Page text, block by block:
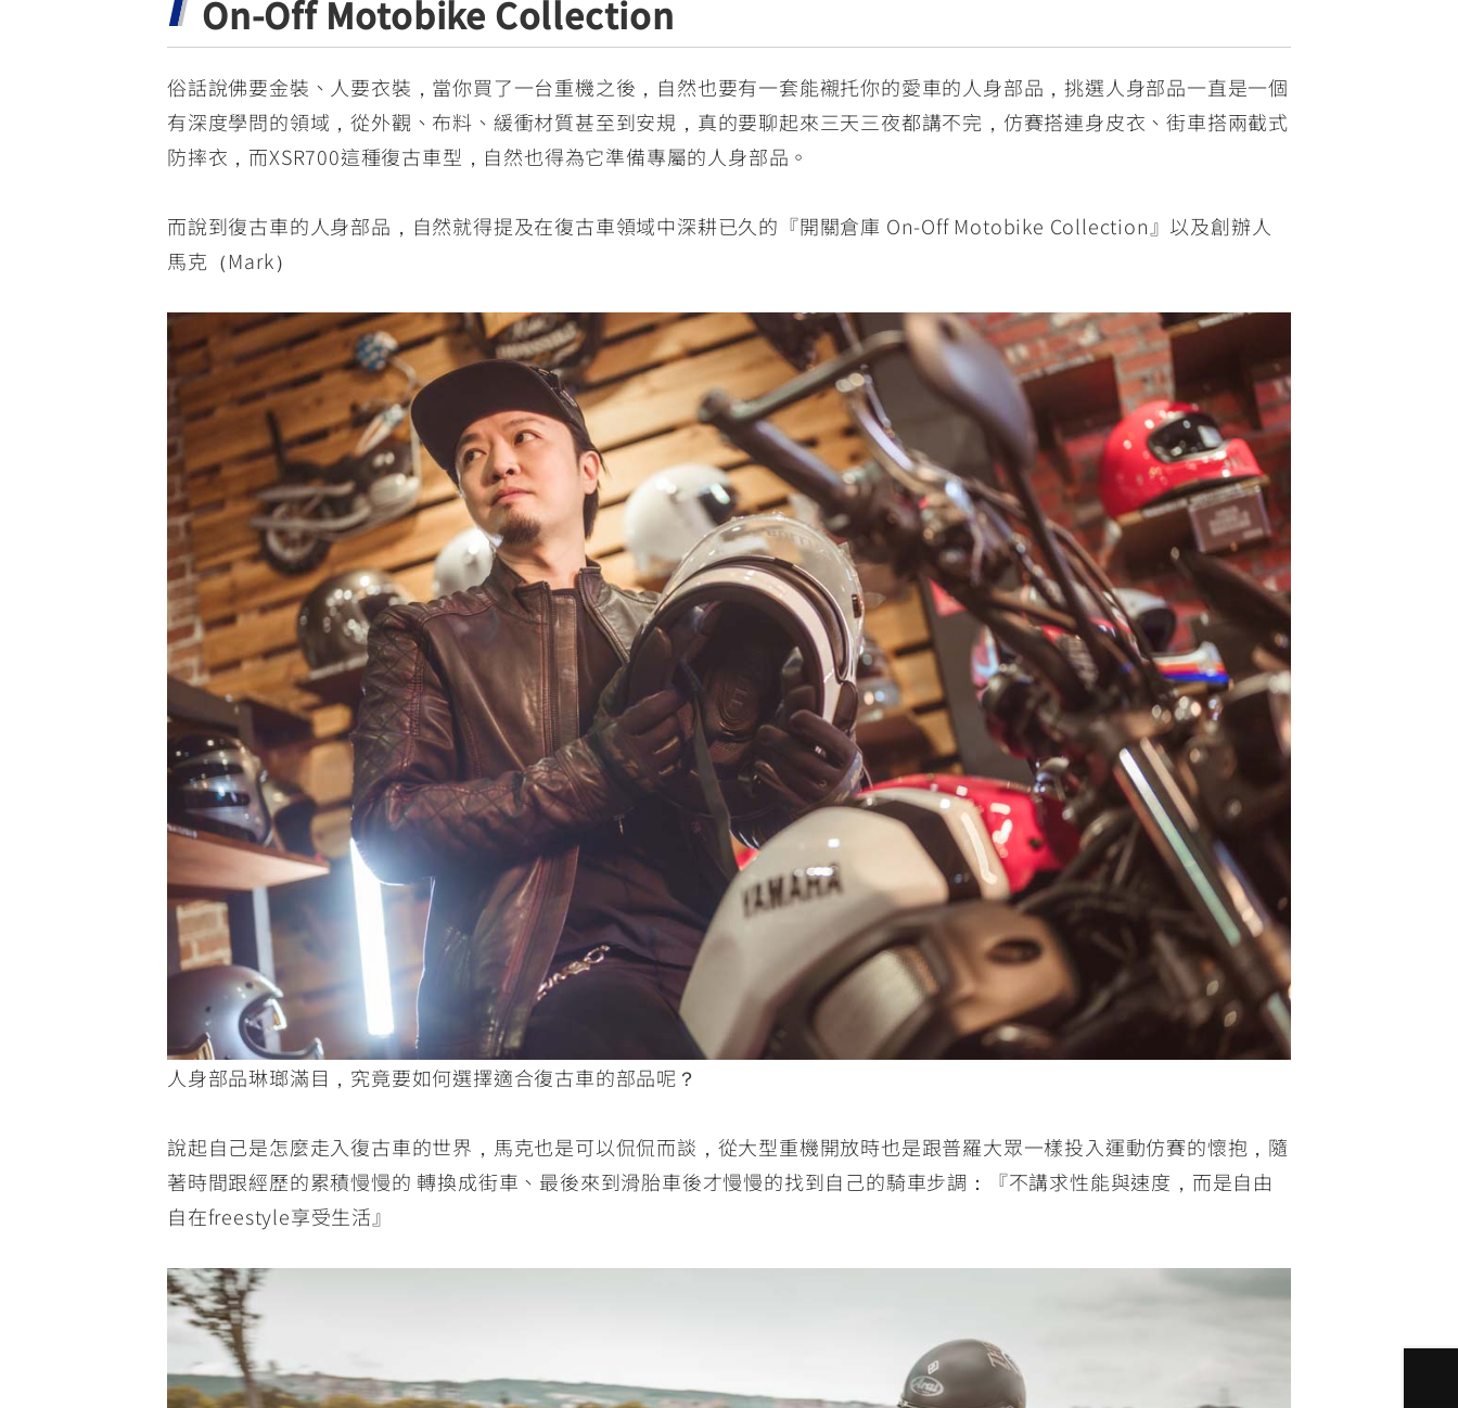
On-Off Motobike Collection
俗話說佛要金裝、人要衣裝，當你買了一台重機之後，自然也要有一套能襯托你的愛車的人身部品，挑選人身部品一直是一個
有深度學問的領域，從外觀、布料、緩衝材質甚至到安規，真的要聊起來三天三夜都講不完，仿賽搭連身皮衣、街車搭兩截式
防摔衣，而XSR700這種復古車型，自然也得為它準備專屬的人身部品。
而說到復古車的人身部品，自然就得提及在復古車領域中深耕已久的『開關倉庫 On-Off Motobike Collection』以及創辦人
馬克（Mark）
人身部品琳瑯滿目，究竟要如何選擇適合復古車的部品呢？
說起自己是怎麼走入復古車的世界，馬克也是可以侃侃而談，從大型重機開放時也是跟普羅大眾一樣投入運動仿賽的懷抱，隨
著時間跟經歷的累積慢慢的 轉換成街車、最後來到滑胎車後才慢慢的找到自己的騎車步調：『不講求性能與速度，而是自由
自在freestyle享受生活』